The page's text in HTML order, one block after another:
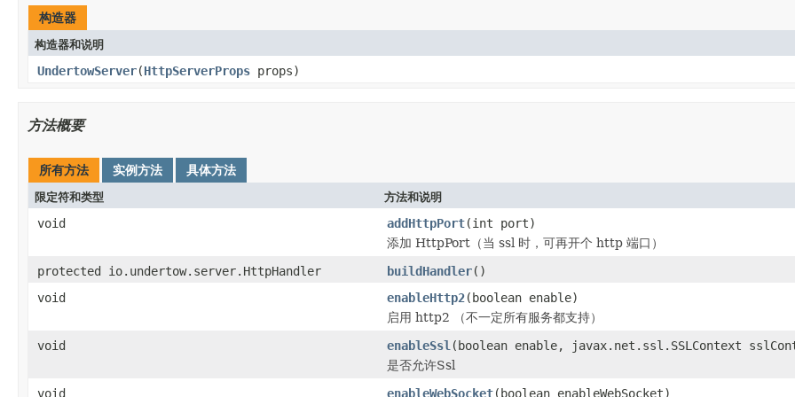
构造器
构造器和说明
UndertowServer(HttpServerProps props)
方法概要
所有方法 实例方法 具体方法
限定符和类型 方法和说明
void addHttpPort(int port)
添加 HttpPort（当 ssl 时，可再开个 http 端口）
protected io.undertow.server.HttpHandler
buildHandler()
void
enableHttp2(boolean enable)
启用 http2 （不一定所有服务都支持）
void
enableSsl (boolean enable, javax.net.ssl.SSLContext
是否允许Ssl
void
enableWebSocket(boolean enableWebSocket)